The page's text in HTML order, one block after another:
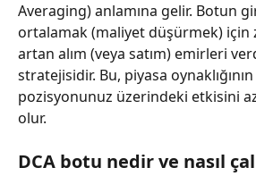
Averaging) anlamına gelir. Botun
ortalamak (maliyet düşürmek) için
artan alım (veya satım) emirleri
stratejisidir. Bu, piyasa
pozisyonunuz üzerindeki etkisini
olur.
DCA botu nedir ve nasıl